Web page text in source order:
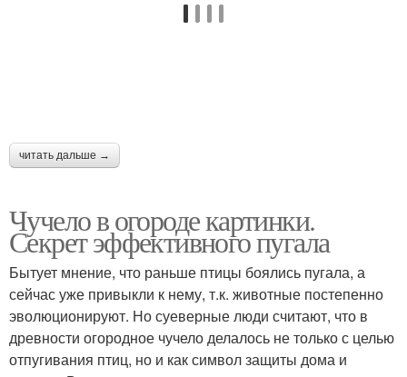
читать дальше →
Чучело в огороде картинки.
Секрет эффективного пугала
Бытует мнение, что раньше птицы боялись пугала, а
сейчас уже привыкли к нему, т.к. животные постепенно
эволюционируют. Но суеверные люди считают, что в
древности огородное чучело делалось не только с целью
отпугивания птиц, но и как символ защиты дома и